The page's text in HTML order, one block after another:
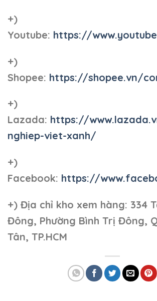
+)
Youtube: https://
+)
Shopee: https://shopee.vn/
+)
Lazada: https://
nghiep-viet-xanh/
+)
Facebook: https://
+) Địa chỉ kho xem hàng: 334
Đông, Phường Bình Trị Đông,
Tân, TP.HCM